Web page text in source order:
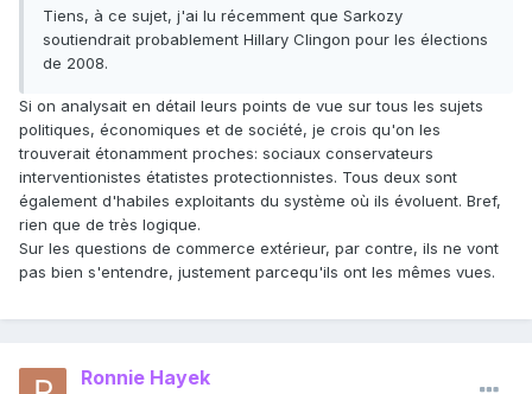
Tiens, à ce sujet, j'ai lu récemment que Sarkozy
soutiendrait probablement Hillary Clingon pour les élections
de 2008.
Si on analysait en détail leurs points de vue sur tous les sujets
politiques, économiques et de société, je crois qu'on les
trouverait étonamment proches: sociaux conservateurs
interventionistes étatistes protectionnistes. Tous deux sont
également d'habiles exploitants du système où ils évoluent. Bref,
rien que de très logique.
Sur les questions de commerce extérieur, par contre, ils ne vont
pas bien s'entendre, justement parcequ'ils ont les mêmes vues.
Ronnie Hayek